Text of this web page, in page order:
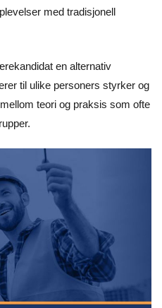
med tradisjonell
en alternativ
til ulike personers styrker og
teori og praksis som ofte